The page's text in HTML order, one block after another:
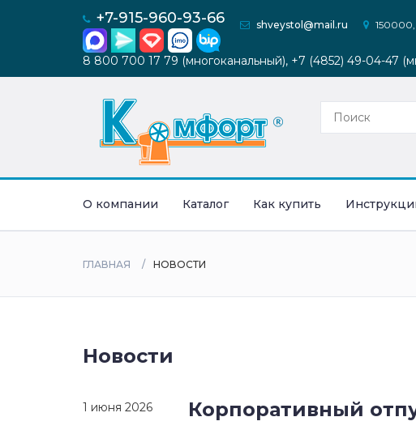
+7-915-960-93-66 shveystol@mail.ru
8 800 700 17 79 (многоканальный), +7 (4852) 49-04-47
О компании Каталог Как купить
ГЛАВНАЯ НОВОСТИ
Новости
1 июня 2026 Корпоративный